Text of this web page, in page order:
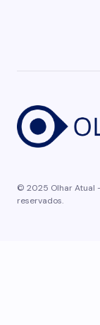
© 2025 Olhar Atual
reservados.